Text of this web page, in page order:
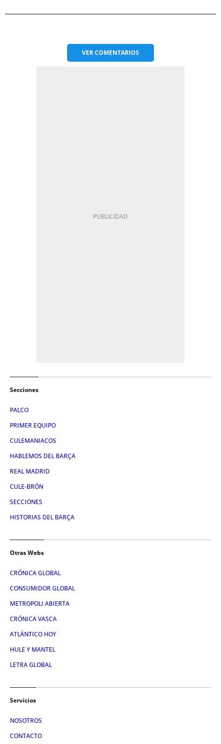
VERCOMENTARIOS
Secciones
PALCO
PRIMER EQUIPO
CULEMANIACOS
HABLEMOS DEL BARÇA
REAL MADRID
CULE-BRÓN
SECCIONES
HISTORIAS DEL BARÇA
Otras Webs
CRÓNICA GLOBAL
CONSUMIDOR GLOBAL
METROPOLI ABIERTA
CRÓNICA VASCA
ATLÁNTICO HOY
HULE Y MANTEL
LETRA GLOBAL
Servicios
NOSOTROS
CONTACTO